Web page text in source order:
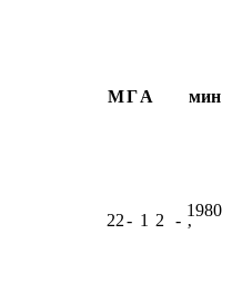
МГА мин
22- 1 2 -
1980
ʼ